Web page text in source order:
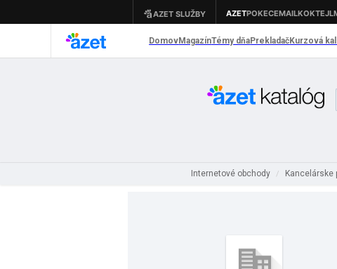
Internetové obchody / Kancelárske